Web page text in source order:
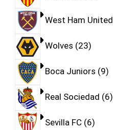
West Ham United
Wolves 23
Boca Juniors 9
Real Sociedad 6
Sevilla FC 6